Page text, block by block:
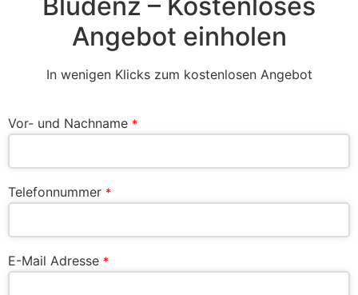
Bludenz – Kostenloses
Angebot einholen
In wenigen Klicks zum kostenlosen Angebot
Vor- und Nachname *
Telefonnummer *
E-Mail Adresse *